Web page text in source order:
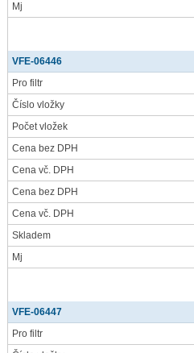
Mj
VFE-06446
Pro filtr
Číslo vložky
Počet vložek
Cena bez DPH
Cena vč. DPH
Cena bez DPH
Cena vč. DPH
Skladem
Mj
VFE-06447
Pro filtr